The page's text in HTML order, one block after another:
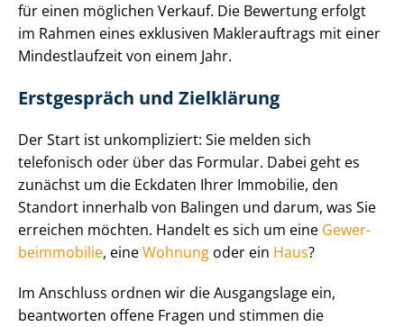
für einen möglichen Verkauf. Die Bewertung erfolgt
im Rahmen eines exklusiven Maklerauftrags mit einer
Mindestlaufzeit von einem Jahr.
Erstgespräch und Zielklärung
Der Start ist unkompliziert: Sie melden sich
telefonisch oder über das Formular. Dabei geht es
zunächst um die Eckdaten Ihrer Immobilie, den
Standort innerhalb von Balingen und darum, was Sie
erreichen möchten. Handelt es sich um eine Ge­wer­
be­im­mo­bi­lie, eineWohnung oder ein Haus?
Im Anschluss ordnen wir die Ausgangslage ein,
beantworten offene Fragen und stimmen die